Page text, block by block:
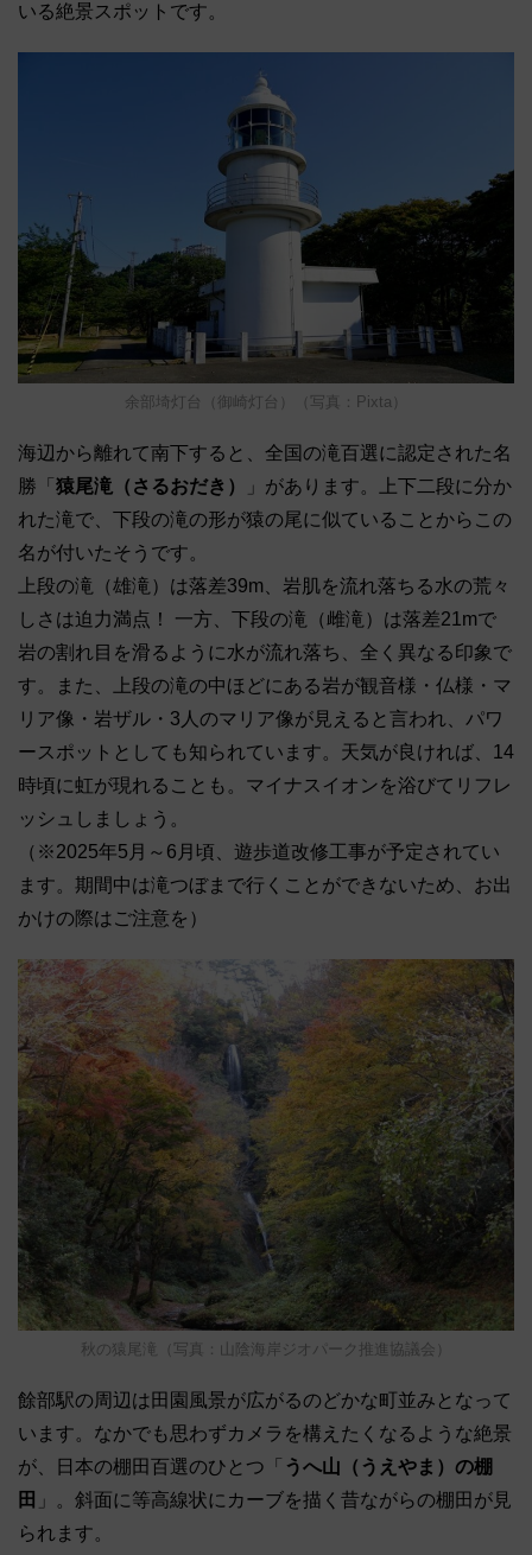
いる絶景スポットです。
余部埼灯台（御崎灯台）（写真：Pixta）
海辺から離れて南下すると、全国の滝百選に認定された名
勝「 猿尾滝（さるおだき）
」があります。上下二段に分か
れた滝で、下段の滝の形が猿の尾に似ていることからこの
名が付いたそうです。
上段の滝（雄滝）は落差39m、岩肌を流れ落ちる水の荒々
しさは迫力満点！ 一方、下段の滝（雌滝）は落差21mで
岩の割れ目を滑るように水が流れ落ち、全く異なる印象で
す。また、上段の滝の中ほどにある岩が観音様・仏様・マ
リア像・岩ザル・3人のマリア像が見えると言われ、パワ
ースポットとしても知られています。天気が良ければ、14
時頃に虹が現れることも。マイナスイオンを浴びてリフレ
ッシュしましょう。
（※2025年5月～6月頃、遊歩道改修工事が予定されてい
ます。期間中は滝つぼまで行くことができないため、お出
かけの際はご注意を）
秋の猿尾滝（写真：山陰海岸ジオパーク推進協議会）
餘部駅の周辺は田園風景が広がるのどかな町並みとなって
います。なかでも思わずカメラを構えたくなるような絶景
が、日本の棚田百選のひとつ「 うへ山（うえやま）の棚
田 」。斜面に等高線状にカーブを描く昔ながらの棚田が見
られます。